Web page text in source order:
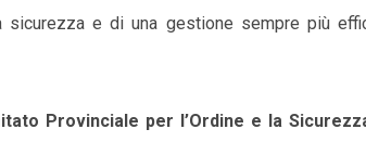
sicurezza e di una gestione sempre più
Provinciale per l’Ordine e la